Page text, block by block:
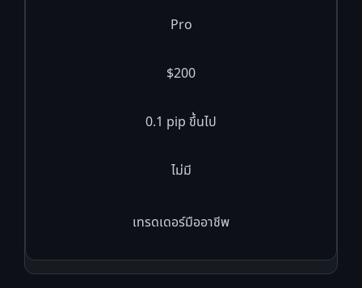
Pro
$200
0.1 pip ขึ้นไป
ไม่มี
เทรดเดอร์มืออาชีพ